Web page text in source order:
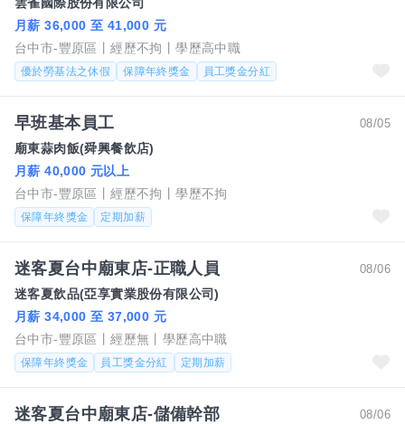
月薪 36,000 至 41,000 元
台中市-豐原區
經歷不拘 學歷高中職
優於勞基法之休假 保障年終獎金 員工獎金分紅
08/05
早班基本員工
廟東蒜肉飯(舜興餐飲店)
月薪 40,000 元以上
台中市-豐原區
經歷不拘 學歷不拘
保障年終獎金 定期加薪
08/06
迷客夏台中廟東店-正職人員
迷客夏飲品(亞享實業股份有限公司)
月薪 34,000 至 37,000 元
台中市-豐原區
經歷無 學歷高中職
保障年終獎金 員工獎金分紅 定期加薪
08/06
迷客夏台中廟東店-儲備幹部